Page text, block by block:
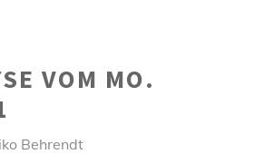
VOM MO.
Behrendt